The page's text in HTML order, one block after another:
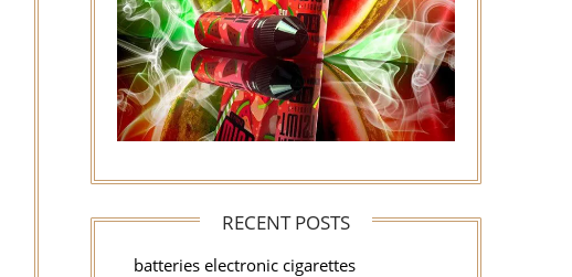
RECENT POSTS
batteries electronic cigarettes